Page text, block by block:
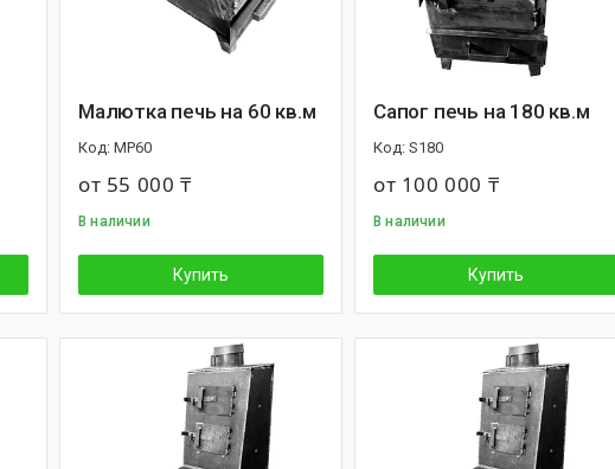
Малютка печь на 60 кв.м
MP60
от 55 000 ₸
В наличии
Купить
Сапог печь на 180 кв.м
S180
от 100 000 ₸
В наличии
Купить